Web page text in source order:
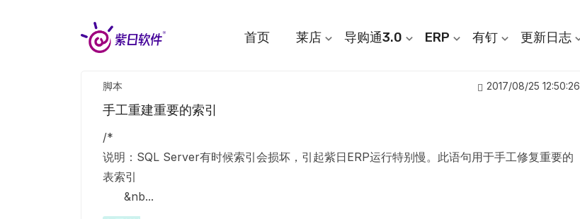
首页 莱店 导购通3.0 ERP 有钉 更新日志
脚本 2017/08/25 12:50:26
手工重建重要的索引
/*
说明：SQL Server有时候索引会损坏，引起紫日ERP运行特别慢。此语句用于手工修复重要的
表索引
&nb...